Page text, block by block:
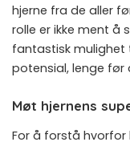
hjerne fra de aller
rolle er ikke ment å
fantastisk
potensial, lenge før
Møt hjernens
For å forstå hvorfor